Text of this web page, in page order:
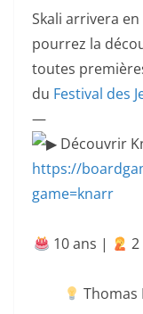
Skali arrivera
pourrez la
toutes
du Festival des
—
Découvrir
https://
game=knarr
10 ans |